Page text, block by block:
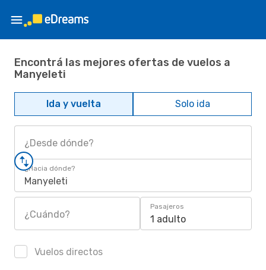
Encontrá las mejores ofertas de vuelos a
Manyeleti
Ida y vuelta Solo ida
¿Desde dónde?
¿Hacia dónde?
Manyeleti
¿Cuándo?
Pasajeros
1 adulto
Vuelos directos